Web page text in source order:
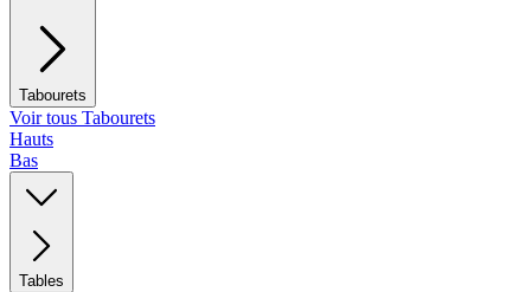
Tabourets
Voir tous Tabourets
Hauts
Bas
Tables